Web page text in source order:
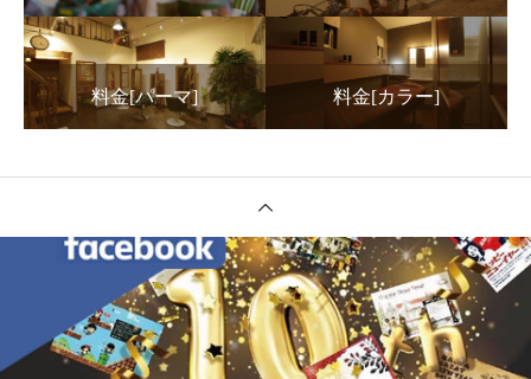
料金[パーマ] 料金[カラー]